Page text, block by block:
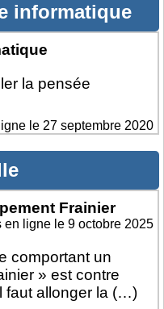
informatique
la pensée
le 27 septembre 2020
Frainier
comportant un
» est contre
faut allonger la (…)
en ligne le 9 octobre 2025